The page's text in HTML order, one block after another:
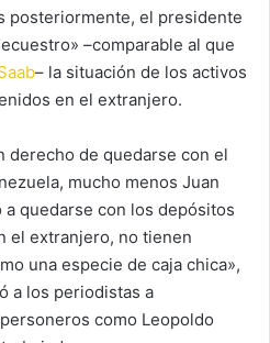
posteriormente, el presidente
–comparable al que
– la situación de los activos
en el extranjero.
derecho de quedarse con el
mucho menos Juan
quedarse con los depósitos
el extranjero, no tienen
una especie de caja chica»,
a los periodistas a
como Leopoldo